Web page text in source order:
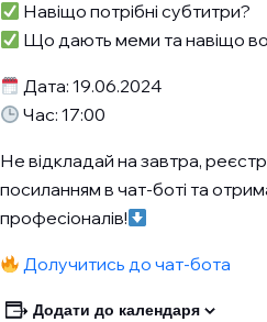
Навіщо потрібні субтитри?
Що дають меми та навіщо
Дата: 19.06.2024
Час: 17:00
Не відкладай на завтра,
посиланням в чат-боті та
професіоналів!
Долучитись до чат-бота
Додати до календаря